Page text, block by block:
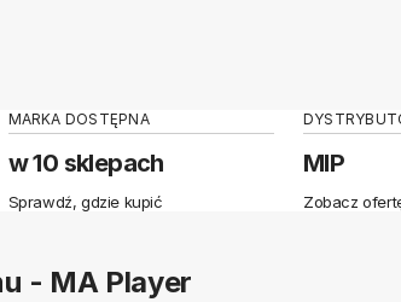
MARKA DOSTĘPNA
w 10 sklepach
Sprawdź, gdzie kupić
MIP
Zobacz
- MA Player